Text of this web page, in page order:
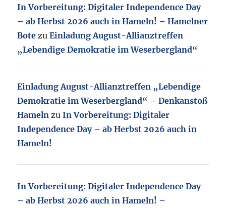
In Vorbereitung: Digitaler Independence Day
– ab Herbst 2026 auch in Hameln! – Hamelner
Bote zuEinladung August-Allianztreffen
„Lebendige Demokratie im Weserbergland“
Einladung August-Allianztreffen „Lebendige
Demokratie im Weserbergland“ – Denkanstoß
Hameln zuIn Vorbereitung: Digitaler
Independence Day – ab Herbst 2026 auch in
Hameln!
In Vorbereitung: Digitaler Independence Day
– ab Herbst 2026 auch in Hameln! –